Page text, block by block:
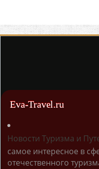
Eva-Travel.ru
Новости Туризма и
самое интересное в
отечественного